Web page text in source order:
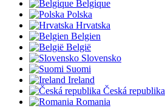
Belgique
Polska
Hrvatska
Belgien
België
Slovensko
Suomi
Ireland
Česká republika
Romania